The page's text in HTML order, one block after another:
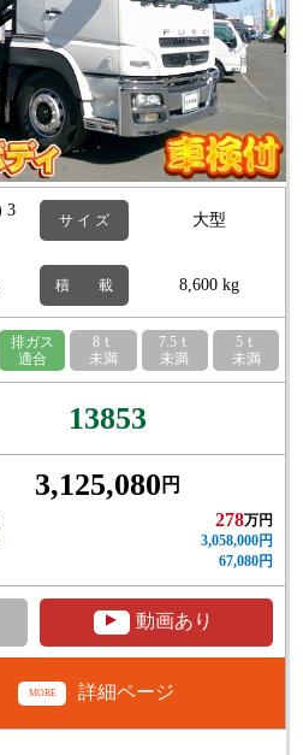
3
サ イ ズ 大型
積 載 8,600 kg
排ガス
適合
8ｔ
未満
7.5ｔ
未満
5ｔ
未満
13853
3,125,080 円
278万円
3,058,000円
67,080円
▲ 動画あり
MORE 詳細ページ